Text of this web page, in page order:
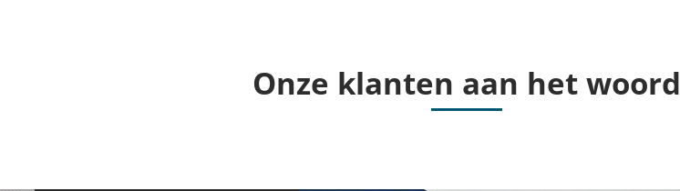
Onze klanten aan het woord